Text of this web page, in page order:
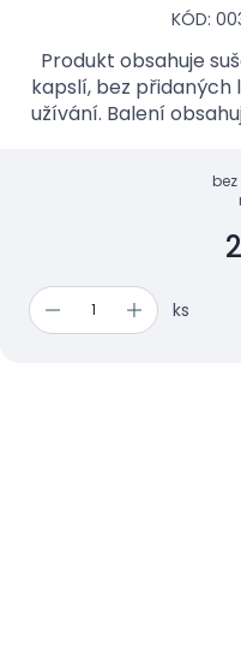
KÓD:
Produkt obsahuje
kapslí, bez
užívání. Balení
bez
ks